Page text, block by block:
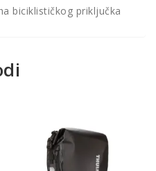
biciklističkog priključka